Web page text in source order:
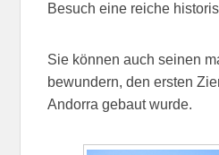
Besuch eine reiche
Sie können auch seinen
bewundern, den ersten
Andorra gebaut wurde.